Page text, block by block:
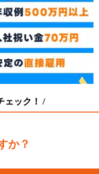
ェック！ /
か？